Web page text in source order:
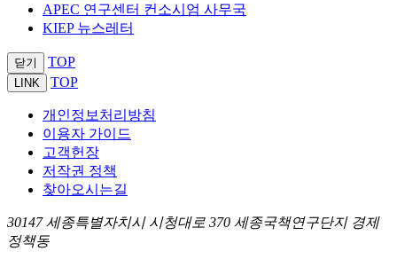
APEC 연구센터 컨소시엄 사무국
KIEP 뉴스레터
닫기 TOP
LINK TOP
개인정보처리방침
이용자 가이드
고객헌장
저작권 정책
찾아오시는길
30147 세종특별자치시 시청대로 370 세종국책연구단지 경제
정책동